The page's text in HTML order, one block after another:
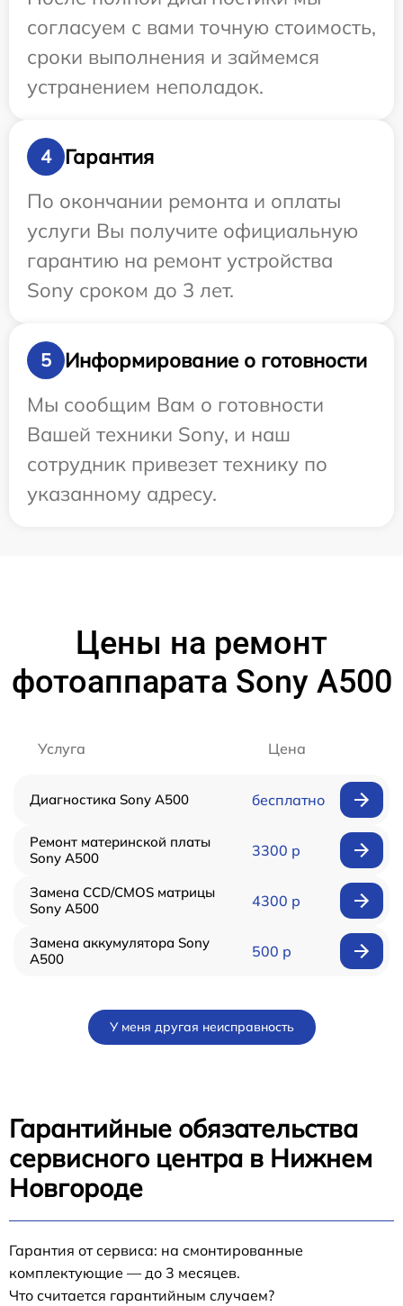
согласуем с вами точную стоимость,
сроки выполнения и займемся
устранением неполадок.
4
Гарантия
По окончании ремонта и оплаты
услуги Вы получите официальную
гарантию на ремонт устройства
Sony сроком до 3 лет.
5
Информирование о готовности
Мы сообщим Вам о готовности
Вашей техники Sony, и наш
сотрудник привезет технику по
указанному адресу.
Цены на ремонт
фотоаппарата Sony A500
Услуга Цена
Диагностика Sony A500 бесплатно
Ремонт материнской платы
Sony A500
3300 р
Замена CCD/CMOS матрицы
Sony A500
4300 р
Замена аккумулятора Sony
A500
500 р
У меня другая неисправность
Гарантийные обязательства
сервисного центра в Нижнем
Новгороде
Гарантия от сервиса: на смонтированные
комплектующие — до 3 месяцев.
Что считается гарантийным случаем?